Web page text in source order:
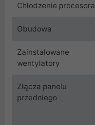
Chłodzenie procesora
Obudowa
Zainstalowane
wentylatory
Złącza panelu
przedniego